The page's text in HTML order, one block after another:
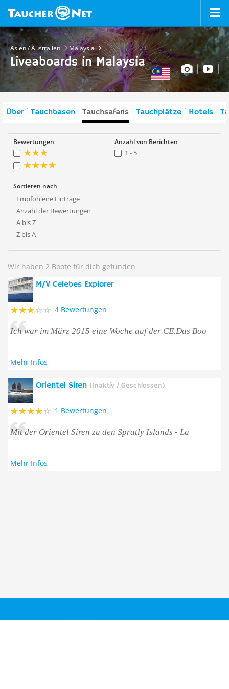
Asien / Australien Malaysia
Liveaboards in Malaysia
Über Tauchbasen Tauchsafaris Tauchplätze Hotels
Bewertungen Anzahl von Berichten
1 - 5
Sortieren nach
Empfohlene Einträge
Anzahl der Bewertungen
A bis Z
Z bis A
Wir haben 2 Boote für dich gefunden
M/V Celebes Explorer
4 Bewertungen
Ich war im März 2015 eine Woche auf der CE.Das Boo
Mehr Infos
Orientel Siren (Inaktiv / Geschlossen)
1 Bewertungen
Mit der Orientel Siren zu den Spratly Islands - La
Mehr Infos